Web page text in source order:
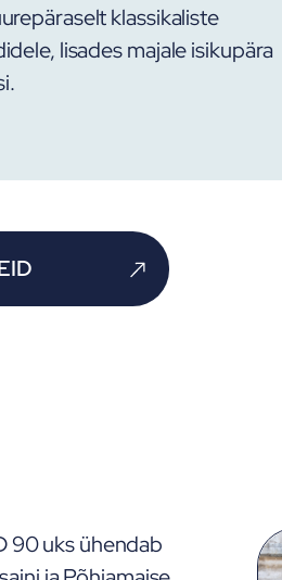
klassikaliste
lisades majale isikupära
90 uks ühendab
Aru